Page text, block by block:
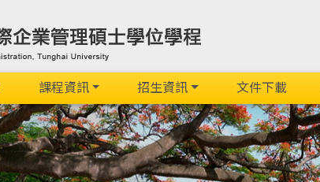
課程資訊 招生資訊 文件下載